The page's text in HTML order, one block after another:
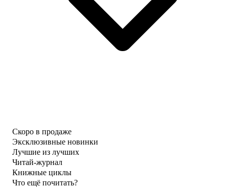
Скоро в продаже
Эксклюзивные новинки
Лучшие из лучших
Читай-журнал
Книжные циклы
Что ещё почитать?